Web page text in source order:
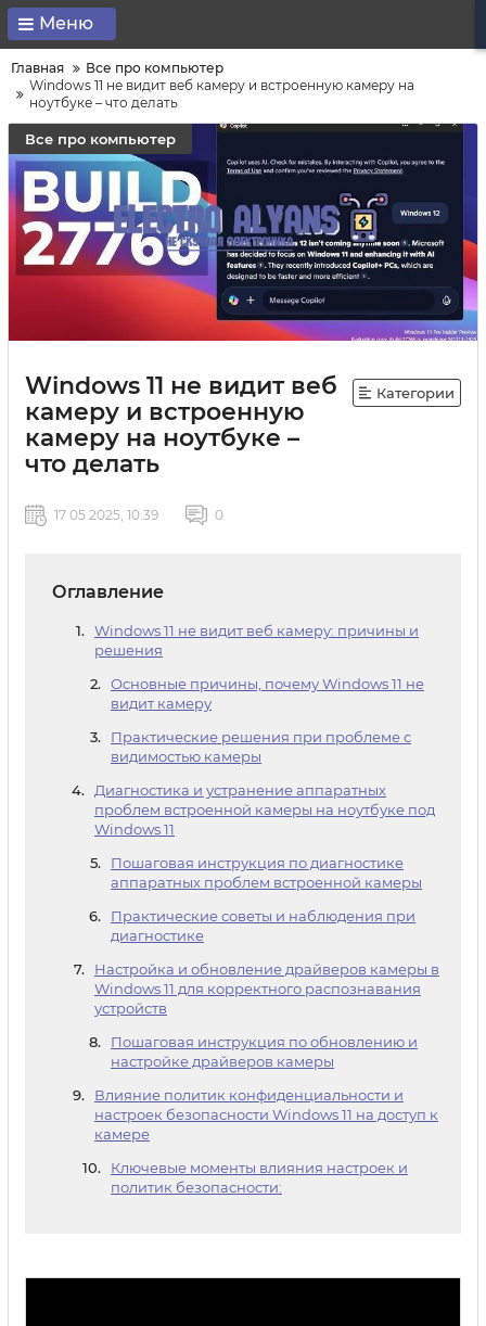
Меню
Главная
Все про компьютер
Windows 11 не видит веб камеру и встроенную камеру на
ноутбуке – что делать
Все про компьютер
Windows 11 не видит веб
камеру и встроенную
камеру на ноутбуке –
что делать
Категории
17 05 2025, 10:39 0
Оглавление
Windows 11 не видит веб камеру: причины и
решения
Основные причины, почему Windows 11 не
видит камеру
Практические решения при проблеме с
видимостью камеры
Диагностика и устранение аппаратных
проблем встроенной камеры на ноутбуке под
Windows 11
Пошаговая инструкция по диагностике
аппаратных проблем встроенной камеры
Практические советы и наблюдения при
диагностике
Настройка и обновление драйверов камеры в
Windows 11 для корректного распознавания
устройств
Пошаговая инструкция по обновлению и
настройке драйверов камеры
Влияние политик конфиденциальности и
настроек безопасности Windows 11 на доступ к
камере
Ключевые моменты влияния настроек и
политик безопасности: